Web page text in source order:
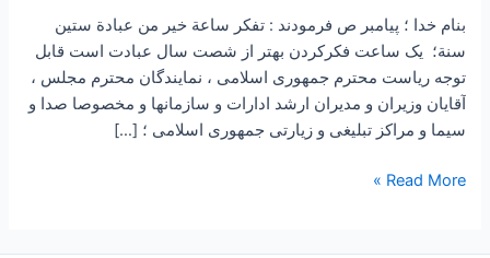
بنام خدا ؛ پیامبر ص فرمودند : تفكر ساعة خير من عبادة ستين
سنة؛ یک ساعت فکرکردن بهتر از شصت سال عبادت است قابل
توجه ریاست محترم جمهوری اسلامی ، نمایندگان محترم مجلس ،
آقایان وزیران و مدیران ارشد ادارات و سازمانها و مخصوصا صدا و
سیما و مراکز تبلیغی و زیارتی جمهوری اسلامی ؛ […]
“در
خانه
کس
است
حرف
Read More »